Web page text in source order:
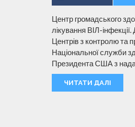
Центр громадського
лікування ВІЛ-
Центрів з контролю та
Національної служби
Президента США з
ЧИТАТИ ДАЛІ